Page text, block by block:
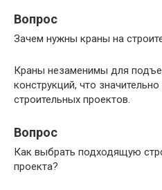
Вопрос
Зачем нужны краны на
Краны незаменимы для
конструкций, что
строительных проектов.
Вопрос
Как выбрать подходящую
проекта?